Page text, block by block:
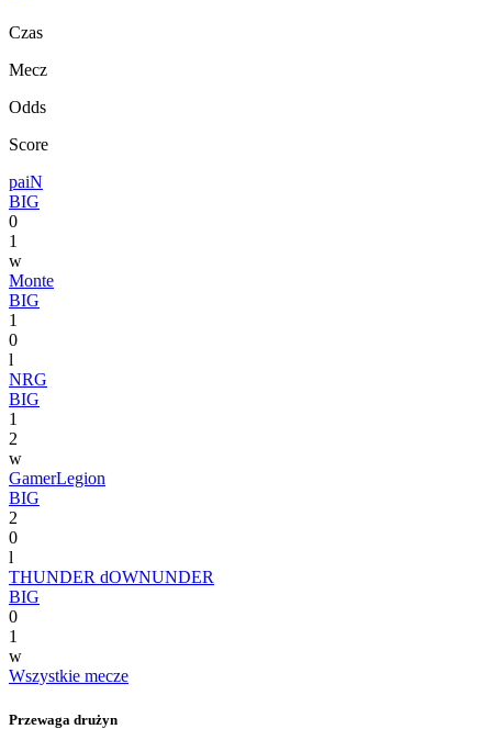
Czas
Mecz
Odds
Score
paiN
BIG
0
1
w
Monte
BIG
1
0
l
NRG
BIG
1
2
w
GamerLegion
BIG
2
0
l
THUNDER dOWNUNDER
BIG
0
1
w
Wszystkie mecze
Przewaga drużyn